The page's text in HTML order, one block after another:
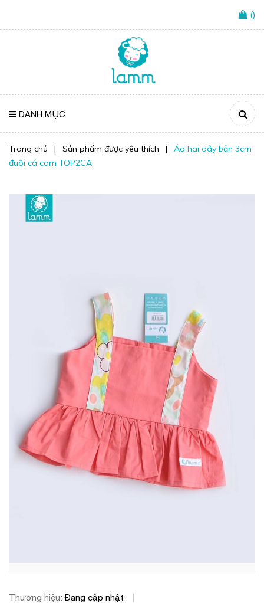
()
DANH MỤC
Trang chủ | Sản phẩm được yêu thích |
Áo hai dây bản 3cm
đuôi cá cam TOP2CA
Thương hiệu:Đang cập nhật